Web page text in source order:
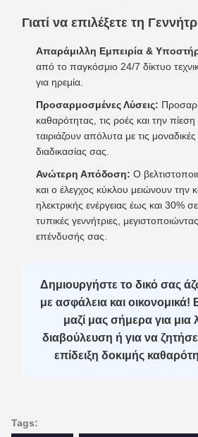
Γιατί να επιλέξετε τη
Απαράμιλλη Εμπειρία &
από το παγκόσμιο 24/7 δίκτυο
για ηρεμία.
Προσαρμοσμένες Λύσεις:
καθαρότητας, τις ροές και την
ταιριάζουν απόλυτα με τις
διαδικασίας σας.
Ανώτερη Απόδοση: Ο
και ο έλεγχος κύκλου μειώνουν την
ηλεκτρικής ενέργειας έως και 30%
τυπικές γεννήτριες,
επένδυσής σας.
Δημιουργήστε το δικό σας
με ασφάλεια και οικονομικά!
μαζί μας σήμερα για μια
διαβούλευση ή για να
επίδειξη δοκιμής
Tags: